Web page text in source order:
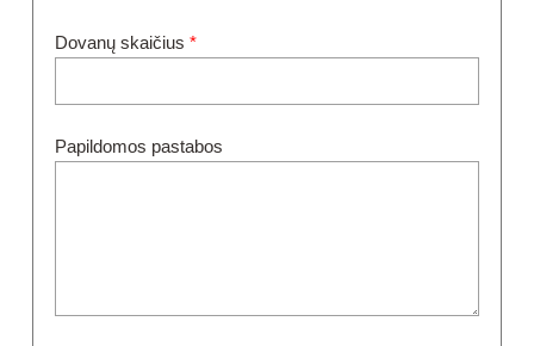
Dovanų skaičius *
Papildomos pastabos